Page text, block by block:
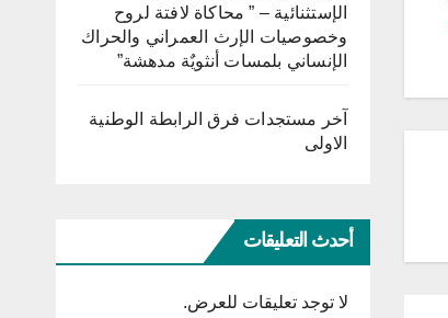
الإستثنائية – ” محاكاة لافتة لروح
وخصوصيات الإرث العمراني والحراك
الإنساني بلمسات أنثويٌة مدهشة”
آخر مستجدات فرق الرابطة الوطنية
الاولى
أحدث التعليقات
لا توجد تعليقات للعرض.